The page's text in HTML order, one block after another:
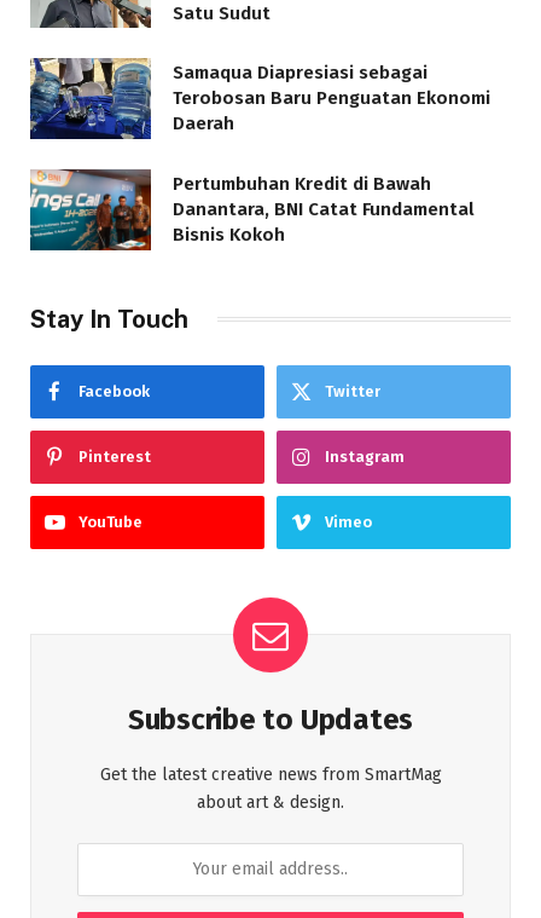
Satu Sudut
Samaqua Diapresiasi sebagai
Terobosan Baru Penguatan Ekonomi
Daerah
Pertumbuhan Kredit di Bawah
Danantara, BNI Catat Fundamental
Bisnis Kokoh
Stay In Touch
Facebook Twitter
Pinterest Instagram
YouTube Vimeo
Subscribe to Updates
Get the latest creative news from SmartMag
about art & design.